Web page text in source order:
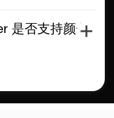
是否支持颜色